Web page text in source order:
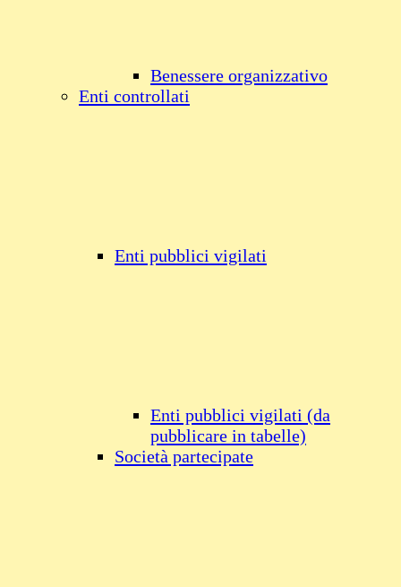
Benessere organizzativo
Enti controllati
Enti pubblici vigilati
Enti pubblici vigilati (da
pubblicare in tabelle)
Società partecipate